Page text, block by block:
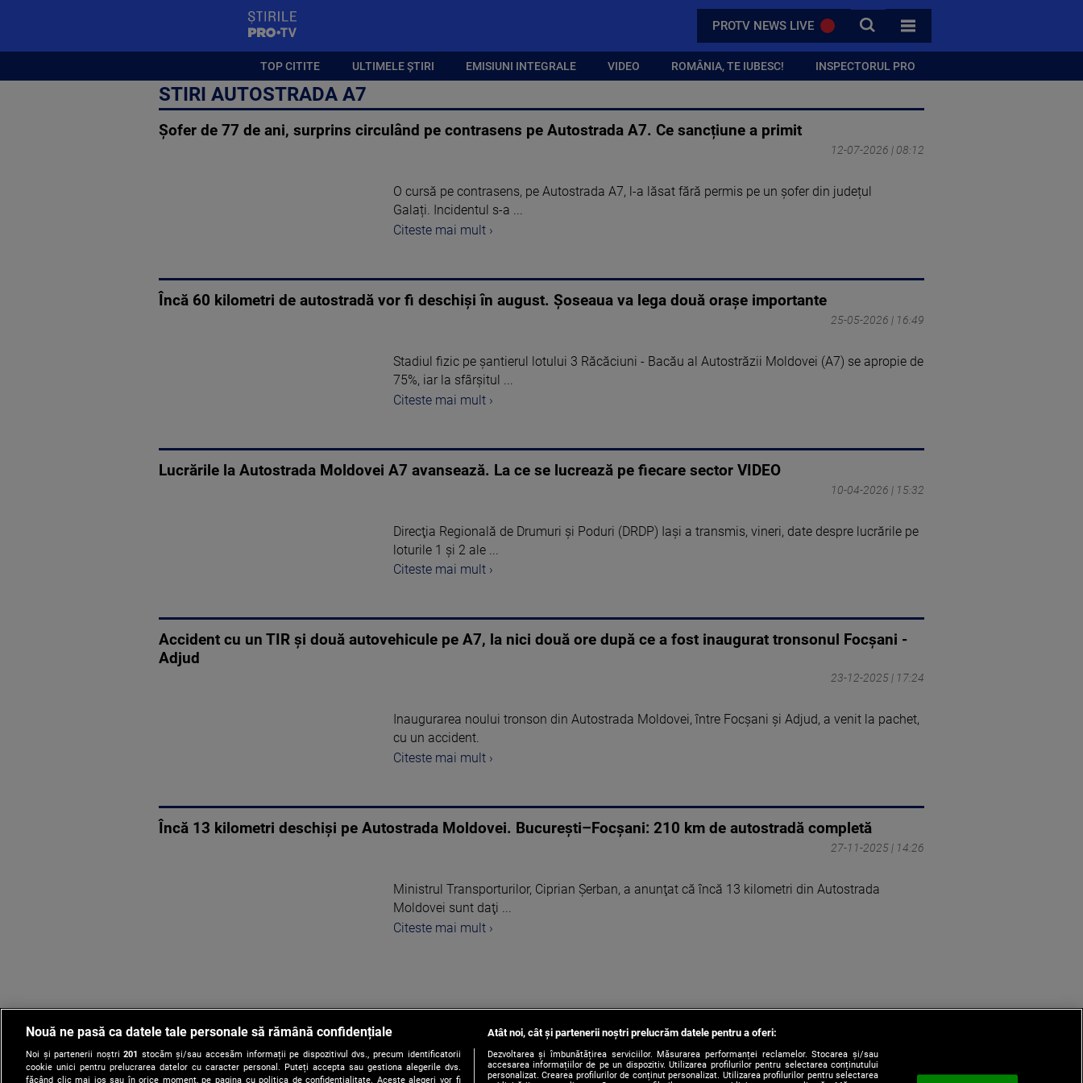
PROTV NEWS LIVE CAUTA
TOATE CATEGORIILE
TOP CITITE ULTIMELE ȘTIRI EMISIUNI INTEGRALE VIDEO ROMÂNIA, TE IUBESC! INSPECTORUL PRO
STIRI AUTOSTRADA A7
Șofer de 77 de ani, surprins circulând pe contrasens pe Autostrada A7. Ce sancțiune a primit
12-07-2026 | 08:12
O cursă pe contrasens, pe Autostrada A7, l-a lăsat fără permis pe un șofer din județul
Galați. Incidentul s-a ...
Citeste mai mult ›
Încă 60 kilometri de autostradă vor fi deschiși în august. Șoseaua va lega două orașe importante
25-05-2026 | 16:49
Stadiul fizic pe şantierul lotului 3 Răcăciuni - Bacău al Autostrăzii Moldovei (A7) se apropie de
75%, iar la sfârşitul ...
Citeste mai mult ›
Lucrările la Autostrada Moldovei A7 avansează. La ce se lucrează pe fiecare sector VIDEO
10-04-2026 | 15:32
Direcţia Regională de Drumuri şi Poduri (DRDP) Iaşi a transmis, vineri, date despre lucrările pe
loturile 1 şi 2 ale ...
Citeste mai mult ›
Accident cu un TIR și două autovehicule pe A7, la nici două ore după ce a fost inaugurat tronsonul Focșani -
Adjud
23-12-2025 | 17:24
Inaugurarea noului tronson din Autostrada Moldovei, între Focșani și Adjud, a venit la pachet,
cu un accident.
Citeste mai mult ›
Încă 13 kilometri deschiși pe Autostrada Moldovei. București–Focșani: 210 km de autostradă completă
27-11-2025 | 14:26
Ministrul Transporturilor, Ciprian Şerban, a anunţat că încă 13 kilometri din Autostrada
Moldovei sunt daţi ...
Citeste mai mult ›
1
Nouă ne pasă ca datele tale personale să rămână confidențiale
Noi și partenerii noștri201 stocăm și/sau accesăm informații pe dispozitivul dvs., precum identificatorii
cookie unici pentru prelucrarea datelor cu caracter personal. Puteți accepta sau gestiona alegerile dvs.
făcând clic mai jos sau în orice moment, pe pagina cu politica de confidențialitate. Aceste alegeri vor fi
Atât noi, cât și partenerii noștri prelucrăm datele pentru a oferi:
Dezvoltarea și îmbunătățirea serviciilor. Măsurarea performanței reclamelor. Stocarea și/sau
accesarea informațiilor de pe un dispozitiv. Utilizarea profilurilor pentru selectarea conținutului
personalizat. Crearea profilurilor de conținut personalizat. Utilizarea profilurilor pentru selectarea